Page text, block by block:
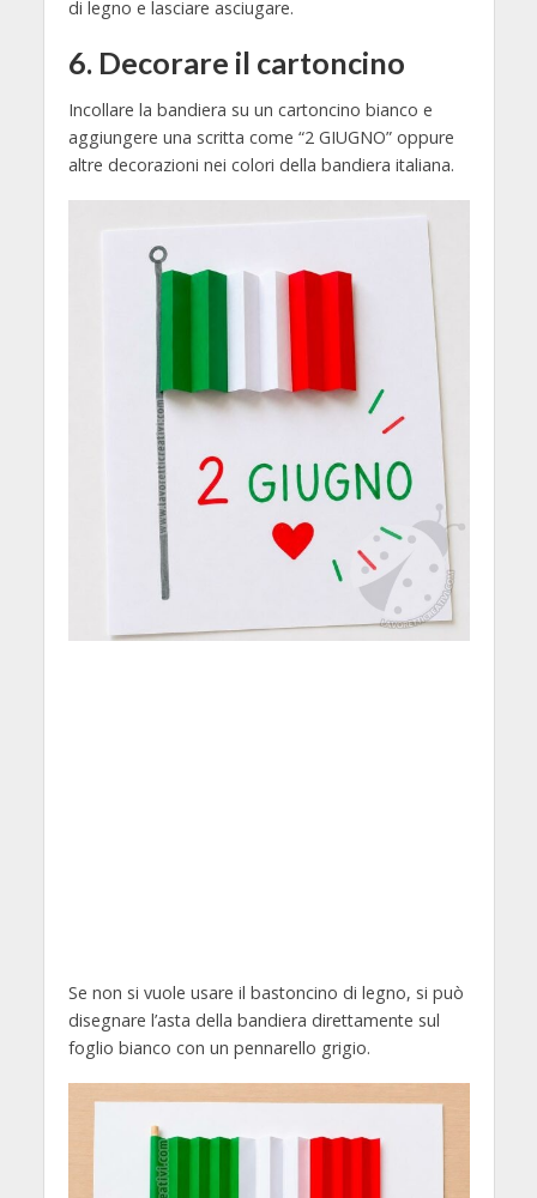
di legno e lasciare asciugare.
6. Decorare il cartoncino
Incollare la bandiera su un cartoncino bianco e
aggiungere una scritta come “2 GIUGNO” oppure
altre decorazioni nei colori della bandiera italiana.
Se non si vuole usare il bastoncino di legno, si può
disegnare l’asta della bandiera direttamente sul
foglio bianco con un pennarello grigio.